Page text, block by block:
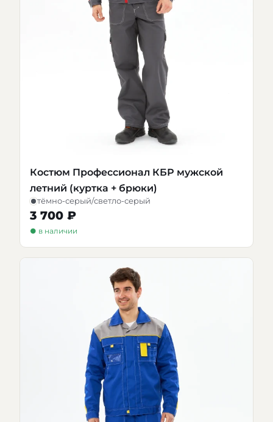
Костюм Профессионал КБР мужской
летний (куртка + брюки)
тёмно-серый/светло-серый
3 700 ₽
● в наличии